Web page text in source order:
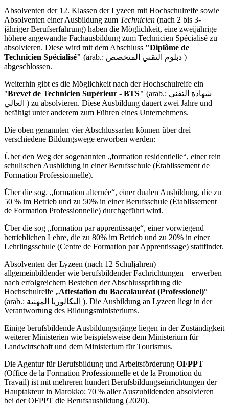
Absolventen der 12. Klassen der Lyzeen mit Hochschulreife sowie
Absolventen einer Ausbildung zum Technicien (nach 2 bis 3-
jähriger Berufserfahrung) haben die Möglichkeit, eine zweijährige
höhere angewandte Fachausbildung zum Technicien Spécialisé zu
absolvieren. Diese wird mit dem Abschluss "Diplôme de
Technicien Spécialisé" (arab.: دبلوم التقني المتخصص )
abgeschlossen.
Weiterhin gibt es die Möglichkeit nach der Hochschulreife ein
"Brevet de Technicien Supérieur - BTS" (arab.: شهادة التقني
العالي ) zu absolvieren. Diese Ausbildung dauert zwei Jahre und
befähigt unter anderem zum Führen eines Unternehmens.
Die oben genannten vier Abschlussarten können über drei
verschiedene Bildungswege erworben werden:
Über den Weg der sogenannten „formation residentielle“, einer rein
schulischen Ausbildung in einer Berufsschule (Établissement de
Formation Professionnelle).
Über die sog. „formation alternée“, einer dualen Ausbildung, die zu
50 % im Betrieb und zu 50% in einer Berufsschule (Établissement
de Formation Professionnelle) durchgeführt wird.
Über die sog „formation par apprentissage“, einer vorwiegend
betrieblichen Lehre, die zu 80% im Betrieb und zu 20% in einer
Lehrlingsschule (Centre de Formation par Apprentissage) stattfindet.
Absolventen der Lyzeen (nach 12 Schuljahren) –
allgemeinbildender wie berufsbildender Fachrichtungen – erwerben
nach erfolgreichem Bestehen der Abschlussprüfung die
Hochschulreife „Attestation du Baccalauréat (Professionel)“
(arab.: البكالوريا المهنية ). Die Ausbildung an Lyzeen liegt in der
Verantwortung des Bildungsministeriums.
Einige berufsbildende Ausbildungsgänge liegen in der Zuständigkeit
weiterer Ministerien wie beispielsweise dem Ministerium für
Landwirtschaft und dem Ministerium für Tourismus.
Die Agentur für Berufsbildung und Arbeitsförderung OFPPT
(Office de la Formation Professionnelle et de la Promotion du
Travail) ist mit mehreren hundert Berufsbildungseinrichtungen der
Hauptakteur in Marokko; 70 % aller Auszubildenden absolvieren
bei der OFPPT die Berufsausbildung (2020).